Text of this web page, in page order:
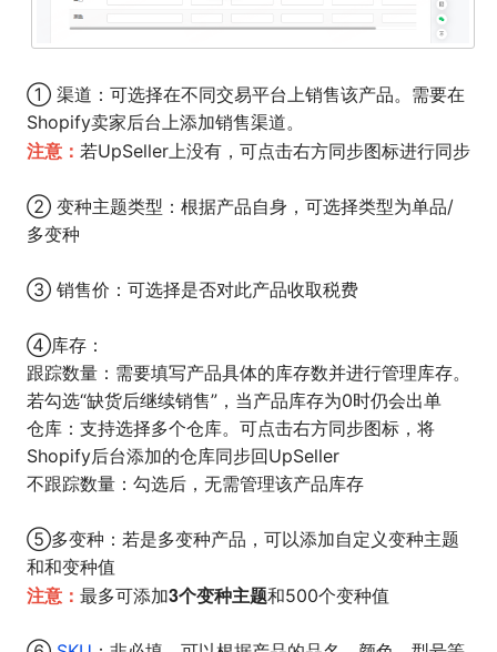
① 渠道：可选择在不同交易平台上销售该产品。需要在
Shopify卖家后台上添加销售渠道。
注意： 若UpSeller上没有，可点击右方同步图标进行同步
② 变种主题类型：根据产品自身，可选择类型为单品/
多变种
③ 销售价：可选择是否对此产品收取税费
④库存：
跟踪数量：需要填写产品具体的库存数并进行管理库存。
若勾选“缺货后继续销售”，当产品库存为0时仍会出单
仓库：支持选择多个仓库。可点击右方同步图标，将
Shopify后台添加的仓库同步回UpSeller
不跟踪数量：勾选后，无需管理该产品库存
⑤多变种：若是多变种产品，可以添加自定义变种主题
和和变种值
注意： 最多可添加3个变种主题和500个变种值